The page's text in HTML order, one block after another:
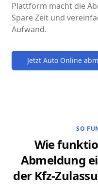
Plattform macht die
Spare Zeit und
Aufwand.
Jetzt Auto Online
SO
Wie
Abmeldung
der Kfz-